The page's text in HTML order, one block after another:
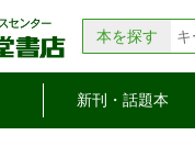
本を探す
新刊・話題本